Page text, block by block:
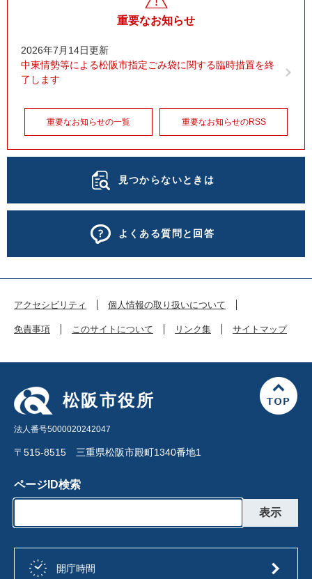
重要なお知らせ
2026年7月14日更新
中東情勢等による松阪市指定ごみ袋に関する臨時措置を終
了します
重要なお知らせの一覧 重要なお知らせのRSS
見つからないときは
よくある質問と回答
アクセシビリティ 個人情報の取り扱いについて
免責事項 このサイトについて リンク集 サイトマップ
松阪市役所
法人番号5000020242047
〒515-8515 三重県松阪市殿町1340番地1
ページID検索
開庁時間